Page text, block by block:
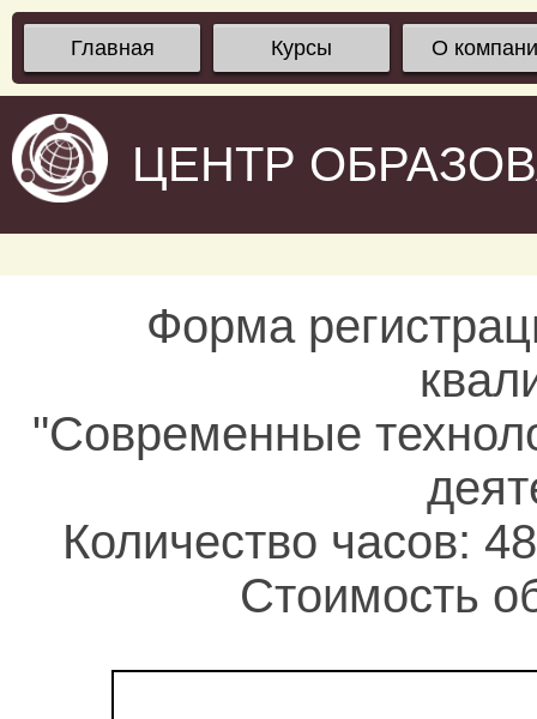
Главная Курсы О
ЦЕНТР
Форма
"Современные
Количество часов:
Стоимость